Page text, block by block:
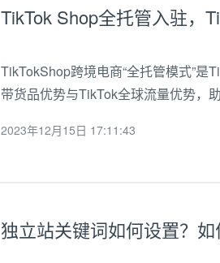
TikTok Shop全托管入驻，
TikTokShop跨境电商“全托管模式”
带货品优势与TikTok全球流量优势，
高效。一、TikTo...
2023年12月15日 17:11:43
独立站关键词如何设置？